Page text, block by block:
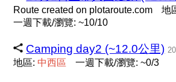
Route created on plotaroute.com 地
一週下載/瀏覽: ~10/10
Camping day2 (~12.0公里)
地區: 中西區 一週下載/瀏覽: ~0/3